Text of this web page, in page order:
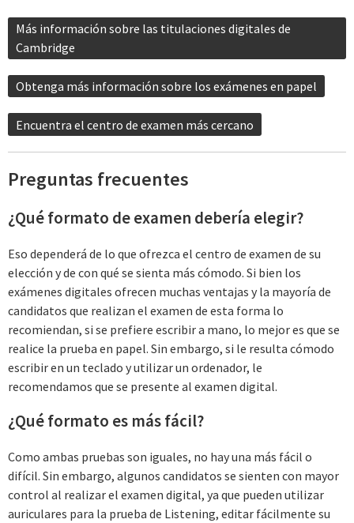
Más información sobre las titulaciones digitales de
Cambridge
Obtenga más información sobre los exámenes en papel
Encuentra el centro de examen más cercano
Preguntas frecuentes
¿Qué formato de examen debería elegir?
Eso dependerá de lo que ofrezca el centro de examen de su
elección y de con qué se sienta más cómodo. Si bien los
exámenes digitales ofrecen muchas ventajas y la mayoría de
candidatos que realizan el examen de esta forma lo
recomiendan, si se prefiere escribir a mano, lo mejor es que se
realice la prueba en papel. Sin embargo, si le resulta cómodo
escribir en un teclado y utilizar un ordenador, le
recomendamos que se presente al examen digital.
¿Qué formato es más fácil?
Como ambas pruebas son iguales, no hay una más fácil o
difícil. Sin embargo, algunos candidatos se sienten con mayor
control al realizar el examen digital, ya que pueden utilizar
auriculares para la prueba de Listening, editar fácilmente su